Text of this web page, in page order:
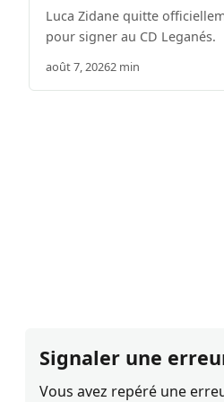
Luca Zidane quitte
pour signer au CD Leganés.
août 7, 20262 min
Signaler une
Vous avez repéré une